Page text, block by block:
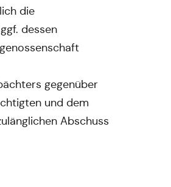
die
dessen
gegenüber
und dem
Abschuss